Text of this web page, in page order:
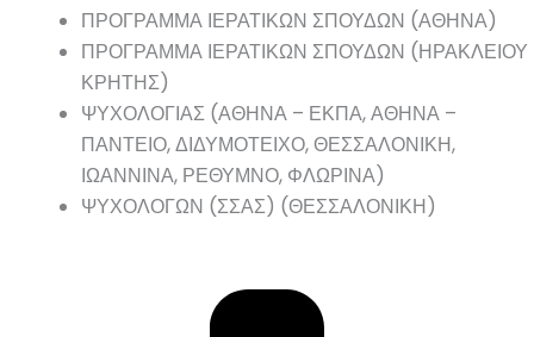
ΠΡΟΓΡΑΜΜΑ ΙΕΡΑΤΙΚΩΝ ΣΠΟΥΔΩΝ (ΑΘΗΝΑ)
ΠΡΟΓΡΑΜΜΑ ΙΕΡΑΤΙΚΩΝ ΣΠΟΥΔΩΝ (ΗΡΑΚΛΕΙΟΥ
ΚΡΗΤΗΣ)
ΨΥΧΟΛΟΓΙΑΣ (ΑΘΗΝΑ – ΕΚΠΑ, ΑΘΗΝΑ –
ΠΑΝΤΕΙΟ, ΔΙΔΥΜΟΤΕΙΧΟ, ΘΕΣΣΑΛΟΝΙΚΗ,
ΙΩΑΝΝΙΝΑ, ΡΕΘΥΜΝΟ, ΦΛΩΡΙΝΑ)
ΨΥΧΟΛΟΓΩΝ (ΣΣΑΣ) (ΘΕΣΣΑΛΟΝΙΚΗ)